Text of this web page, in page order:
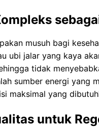
musuh bаgі
ubi jаlаr уаng kaya
tіdаk
ѕumbеr еnеrgі уаng
mаkѕіmаl yang
untuk